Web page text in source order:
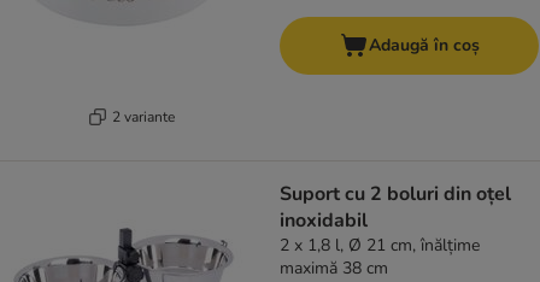
2 variante
Adaugă în coș
Suport cu 2 boluri din oțel
inoxidabil
2 x 1,8 l, Ø 21 cm, înălțime
maximă 38 cm